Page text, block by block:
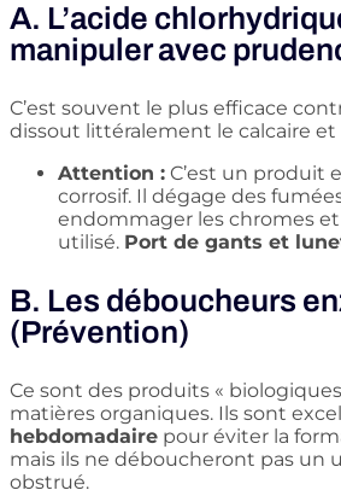
A. L’acide
manipuler avec
C’est souvent le plus efficace
dissout littéralement le calcaire et
Attention : C’est un produit
corrosif. Il dégage des
endommager les chromes et
utilisé. Port de gants et
B. Les déboucheurs
(Prévention)
Ce sont des produits «
matières organiques. Ils sont
hebdomadaire pour éviter la
mais ils ne déboucheront pas un
obstrué.